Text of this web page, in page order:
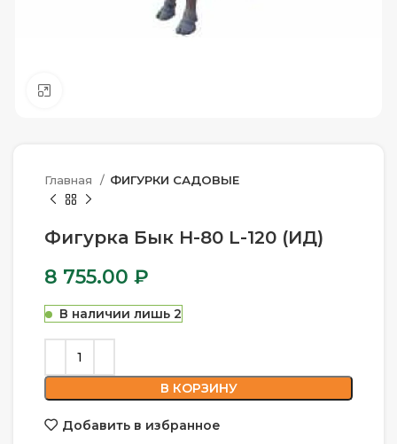
Главная ФИГУРКИ САДОВЫЕ
Фигурка Бык H-80 L-120 (ИД)
8 755.00 ₽
В наличии лишь 2
В КОРЗИНУ
Добавить в избранное